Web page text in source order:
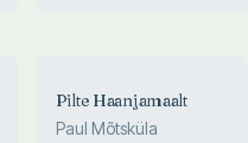
Pilte Haanjamaalt
Paul Mõtsküla